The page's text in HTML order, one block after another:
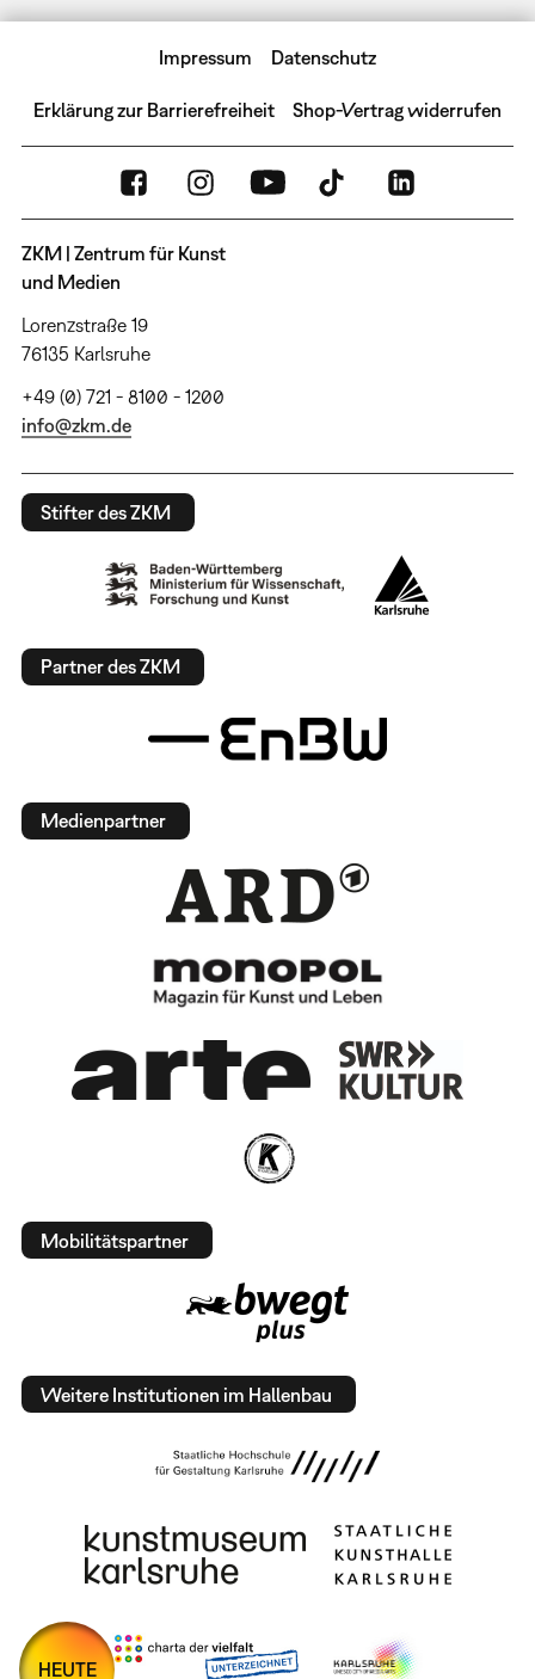
Impressum Datenschutz
Erklärung zur Barrierefreiheit Shop-Vertrag widerrufen
ZKM | Zentrum für Kunst
und Medien
Lorenzstraße 19
76135 Karlsruhe
+49 (0) 721 - 8100 - 1200
info@zkm.de
Stifter des ZKM
Partner des ZKM
Medienpartner
Mobilitätspartner
Weitere Institutionen im Hallenbau
HEUTE